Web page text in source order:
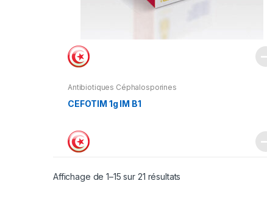
Antibiotiques Céphalosporines
CEFOTIM 1g IM B1
Affichage de 1–15 sur 21 résultats